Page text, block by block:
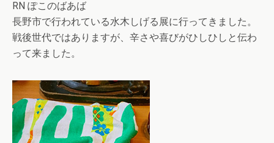
RN ぽこのばあば
長野市で行われている水木しげる展に行ってきました。
戦後世代ではありますが、辛さや喜びがひしひしと伝わ
って来ました。